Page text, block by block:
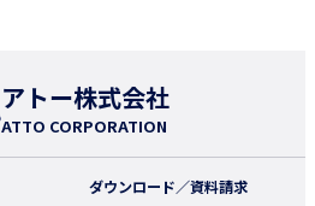
アトー株式会社
ATTO CORPORATION
ダウンロード／資料請求